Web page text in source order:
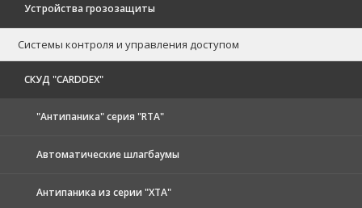
Устройства грозозащиты
Системы контроля и управления доступом
CКУД "CARDDEX"
"Антипаника" серия "RTA"
Автоматические шлагбаумы
Антипаника из серии "XTA"